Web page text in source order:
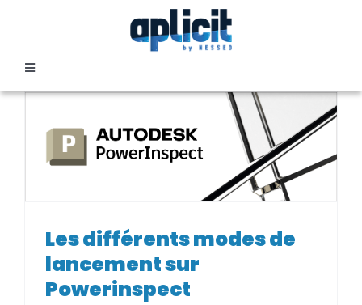
Toggle
Navigation
FORMATION
TEMOIGNAGES
Les différents modes de
lancement sur Powerinspect
Les différents modes de
lancement sur
Powerinspect